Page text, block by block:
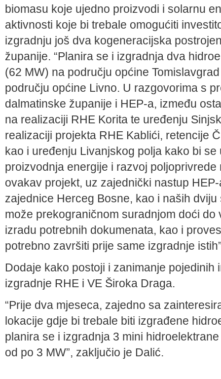
biomasu koje ujedno proizvodi i solarnu
aktivnosti koje bi trebale omogućiti
izgradnju još dva kogeneracijska
županije. “Planira se i izgradnja dva
(62 MW) na području općine
području općine Livno. U razgovorima s
dalmatinske županije i HEP-a, između
na realizaciji RHE Korita te uređenju
realizaciji projekta RHE Kablići, retencije
kao i uređenju Livanjskog polja kako bi
proizvodnja energije i razvoj
ovakav projekt, uz zajednički nastup
zajednice Herceg Bosne, kao i naših
može prekograničnom suradnjom doći
izradu potrebnih dokumenata, kao i
potrebno završiti prije same izgradnje
Dodaje kako postoji i zanimanje
izgradnje RHE i VE Široka Draga.
“Prije dva mjeseca, zajedno sa
lokacije gdje bi trebale biti izgrađene
planira se i izgradnja 3 mini
od po 3 MW”, zaključio je Dalić.